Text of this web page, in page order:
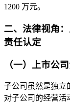
1200 万元。
二、法律视角
责任认定
（一）上市公
子公司虽然是独立
对子公司的经营活